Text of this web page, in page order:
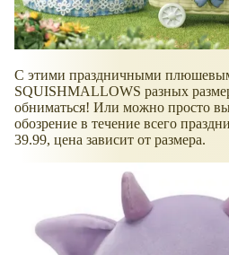
С этими праздничными
SQUISHMALLOWS разных
обниматься! Или можно просто
обозрение в течение всего
39.99, цена зависит от размера.